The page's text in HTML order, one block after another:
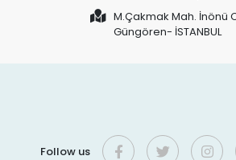
M.Çakmak Mah. İnönü
Güngören- İSTANBUL
Follow us